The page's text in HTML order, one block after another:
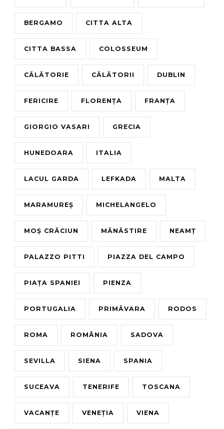
BERGAMO CITTA ALTA
CITTA BASSA COLOSSEUM
CĂLĂTORIE CĂLĂTORII DUBLIN
FERICIRE FLORENȚA FRANȚA
GIORGIO VASARI GRECIA
HUNEDOARA ITALIA
LACUL GARDA LEFKADA MALTA
MARAMUREȘ MICHELANGELO
MOȘ CRĂCIUN MĂNĂSTIRE NEAMȚ
PALAZZO PITTI PIAZZA DEL CAMPO
PIAȚA SPANIEI PIENZA
PORTUGALIA PRIMĂVARA RODOS
ROMA ROMÂNIA SADOVA
SEVILLA SIENA SPANIA
SUCEAVA TENERIFE TOSCANA
VACANȚE VENEȚIA VIENA